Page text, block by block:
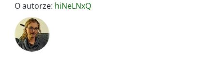
O autorze: hiNeLNxQ